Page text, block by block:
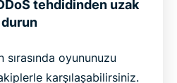
tehdidinden uzak
durun
oyununuzu
karşılaşabilirsiniz.